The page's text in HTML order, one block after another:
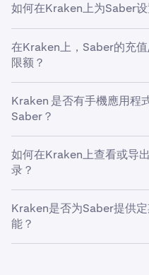
「高級」視圖中「訂單
首先，啟用瀏覽器通知
开提醒设置。選擇
比按鈕或直接輸入目標
如要在 Kraken 手機應
請確保在設備設定和
推送通知。然後，透過
如何在Kraken上为Saber
或获利订单。在使用
找到“获利/止损”下拉菜单
单。根據你的偏好選擇「
在Kraken上，Saber的充
限额？
别以及您要存入或提取的
Kraken 是否有手機應用程
Saber？
Saber持仓。我们的智能投
大工具和便捷控制。
如何在Kraken上查看或导
录？
档”>“创建导出”。在此頁
本紀錄或餘額，具體取決於
Kraken是否为Saber提供
能？